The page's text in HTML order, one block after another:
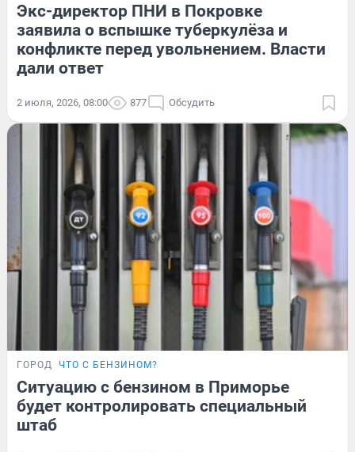
Экс-директор ПНИ в Покровке
заявила о вспышке туберкулёза и
конфликте перед увольнением. Власти
дали ответ
2 июля, 2026, 08:00 877 Обсудить
ГОРОД ЧТО С БЕНЗИНОМ?
Ситуацию с бензином в Приморье
будет контролировать специальный
штаб